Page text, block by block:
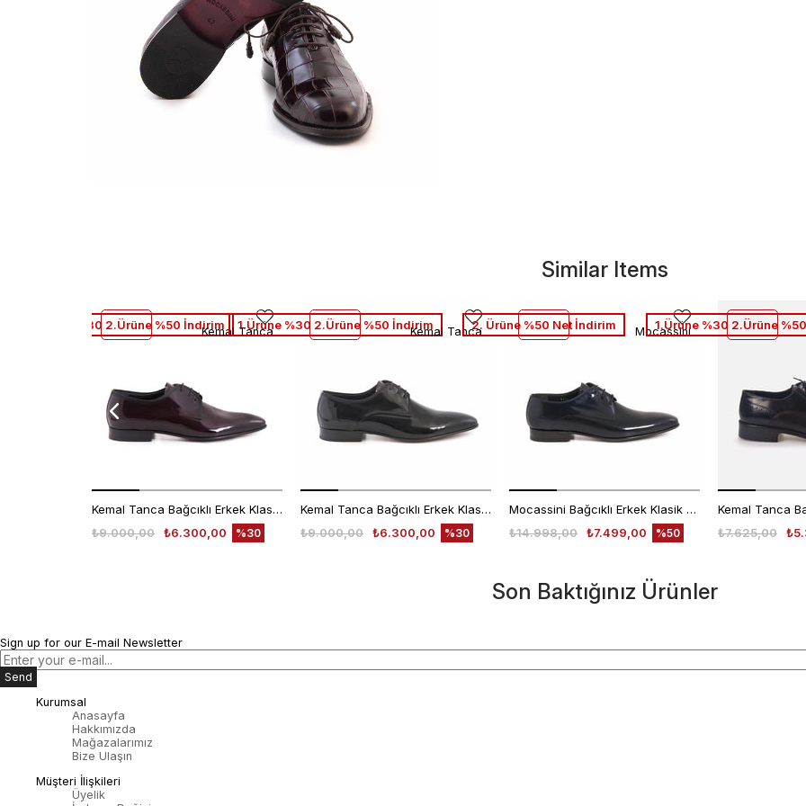
Similar Items
Kemal Tanca Bağcıklı Erkek Klasik Ayakkabı 700
₺6.300,00
₺9.000,00 %30
1.Ürüne %30 2.Ürüne %50 İndirimKemal Tanca
Kemal Tanca Bağcıklı Erkek Klasik Ayakkabı 700
₺6.300,00
₺9.000,00 %30
1.Ürüne %30 2.Ürüne %50 İndirimKemal Tanca
Mocassini Bağcıklı Erkek Klasik Ayakkabı 4625
₺7.499,00
₺14.998,00 %50
2. Ürüne %50 Net İndirim Mocassini
₺7.625,00
1.Ürüne %30 2.Ürüne
Son Baktığınız Ürünler
Sign up for our E-mail Newsletter
Send
Kurumsal
Anasayfa
Hakkımızda
Mağazalarımız
Bize Ulaşın
Müşteri İlişkileri
Üyelik